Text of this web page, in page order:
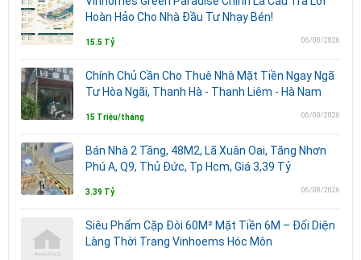
Hoàn Hảo Cho Nhà Đầu Tư Nhạy Bén!
15.5 Tỷ 06/08/2026
Chính Chủ Cần Cho Thuê Nhà Mặt Tiền Ngay Ngã
Tư Hòa Ngãi, Thanh Hà - Thanh Liêm - Hà Nam
15 Triệu/tháng 06/08/2026
Bán Nhà 2 Tầng, 48M2, Lã Xuân Oai, Tăng Nhơn
Phú A, Q9, Thủ Đức, Tp Hcm, Giá 3,39 Tỷ
3.39 Tỷ 06/08/2026
Siêu Phẩm Cặp Đôi 60M² Mặt Tiền 6M – Đối Diện
Làng Thời Trang Vinhoems Hóc Môn